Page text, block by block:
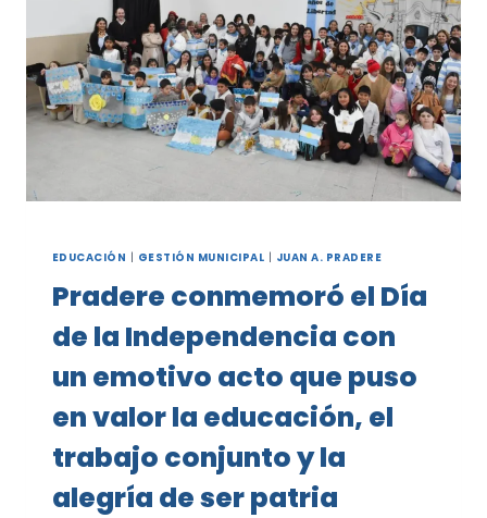
LOTE,
UNA
VIVIENDA»
EDUCACIÓN | GESTIÓN MUNICIPAL | JUAN A. PRADERE
Pradere conmemoró el Día
de la Independencia con
un emotivo acto que puso
en valor la educación, el
trabajo conjunto y la
alegría de ser patria